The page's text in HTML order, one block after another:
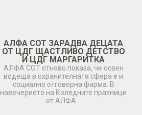
АЛФА СОТ ЗАРАДВА ДЕЦАТА
ОТ ЦДГ ЩАСТЛИВО ДЕТСТВО
И ЦДГ МАРГАРИТКА
АЛФА СОТ отново показа, че освен
водеща в охранителната сфера е и
социално отговорна фирма. В
навечерието на Коледните празници
от АЛФА…